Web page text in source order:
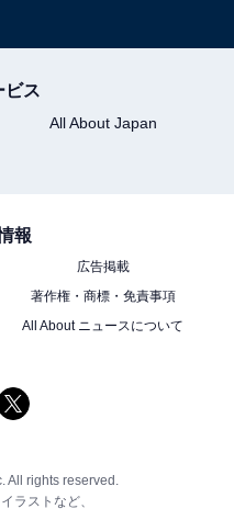
ビス
All About Japan
報
広告掲載
著作権・商標・免責事項
All About ニュースについて
All rights reserved.
ラストなど、